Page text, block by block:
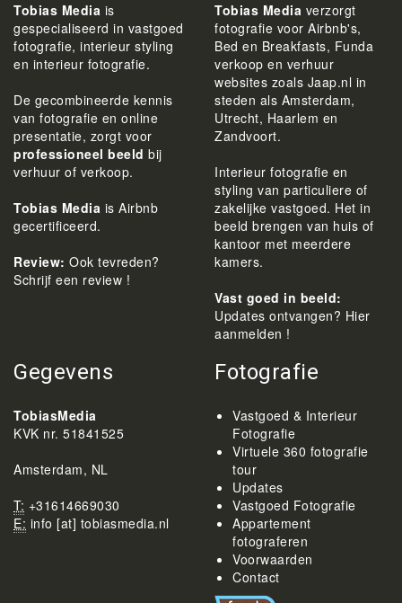
Tobias Media is
gespecialiseerd in vastgoed
fotografie, interieur styling
en interieur fotografie.
De gecombineerde kennis
van fotografie en online
presentatie, zorgt voor
professioneel beeld bij
verhuur of verkoop.
Tobias Media is Airbnb
gecertificeerd.
Review: Ook tevreden?
Schrijf een review !
Tobias Media verzorgt
fotografie voor Airbnb's,
Bed en Breakfasts, Funda
verkoop en verhuur
websites zoals Jaap.nl in
steden als Amsterdam,
Utrecht, Haarlem en
Zandvoort.
Interieur fotografie en
styling van particuliere of
zakelijke vastgoed. Het in
beeld brengen van huis of
kantoor met meerdere
kamers.
Vast goed in beeld:
Updates ontvangen? Hier
aanmelden !
Gegevens
TobiasMedia
KVK nr. 51841525
Amsterdam, NL
T: +31614669030
E: info [at] tobiasmedia.nl
Fotografie
Vastgoed & Interieur
Fotografie
Virtuele 360 fotografie
tour
Updates
Vastgoed Fotografie
Appartement
fotograferen
Voorwaarden
Contact